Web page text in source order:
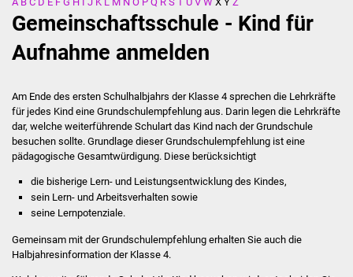
Stadtverwaltung
Stellenangebote
Kontakt
Veröffentlichungen
Gemeinschaftsschule - Kind für
Aufnahme anmelden
Am Ende des ersten Schulhalbjahrs der Klasse 4 sprechen die Lehrkräfte
für jedes Kind eine Grundschulempfehlung aus. Darin legen die Lehrkräfte
dar, welche weiterführende Schulart das Kind nach der Grundschule
besuchen sollte. Grundlage dieser Grundschulempfehlung ist eine
pädagogische Gesamtwürdigung. Diese berücksichtigt
die bisherige Lern- und Leistungsentwicklung des Kindes,
sein Lern- und Arbeitsverhalten sowie
seine Lernpotenziale.
Gemeinsam mit der Grundschulempfehlung erhalten Sie auch die
Halbjahresinformation der Klasse 4.